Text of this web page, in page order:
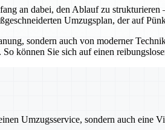
an dabei, den Ablauf zu
Umzugsplan, der auf
sondern auch von moderner
können Sie sich auf einen
Umzugsservice, sondern auch eine